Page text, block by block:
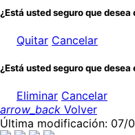
¿Está usted seguro que
Quitar Cancelar
¿Está usted seguro que
Eliminar Cancelar
arrow_back Volver
Última modificación: 07/